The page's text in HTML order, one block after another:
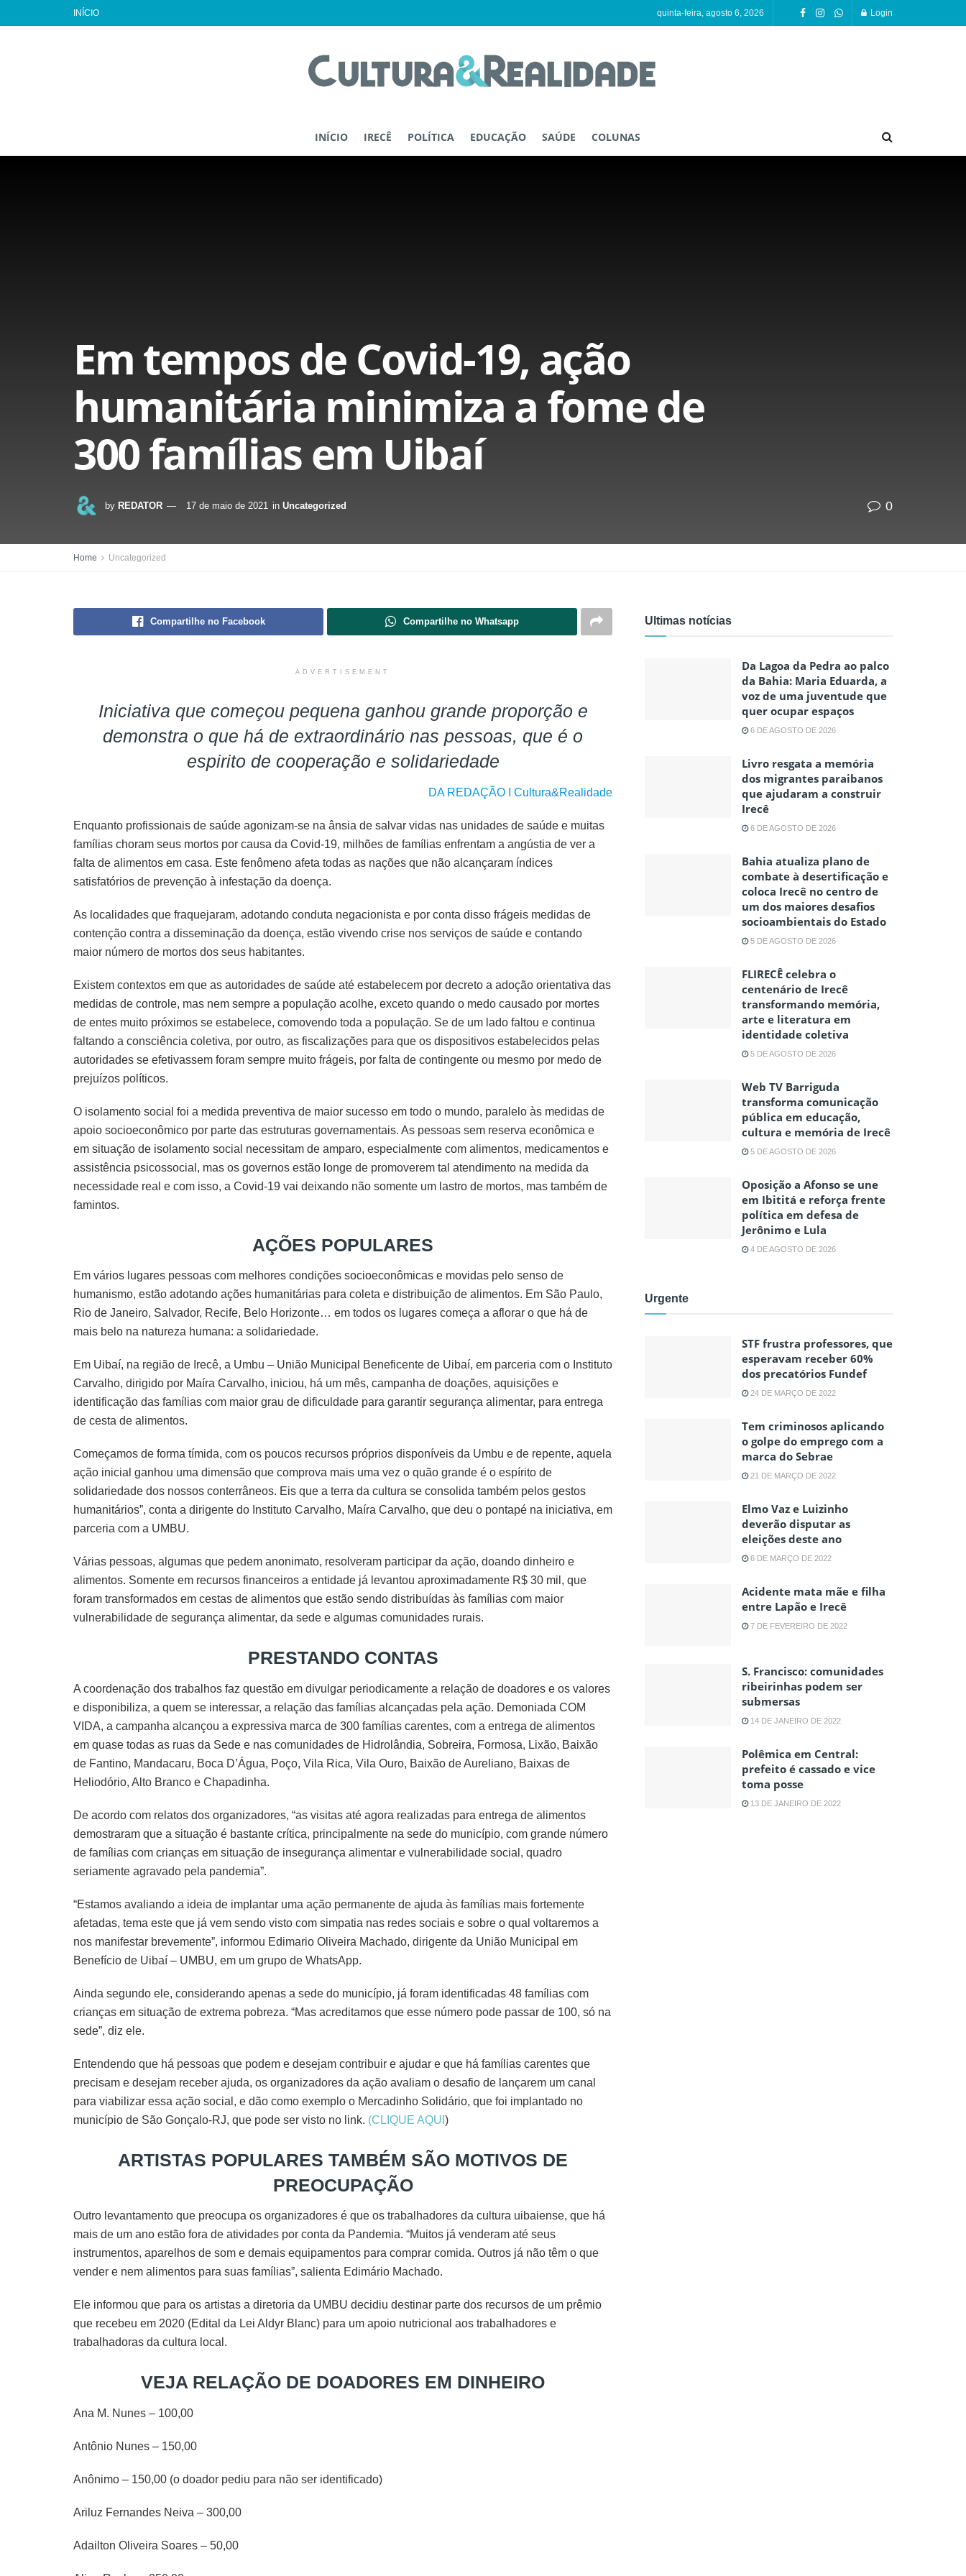
INÍCIO quinta-feira, agosto 6, 2026 Login
INÍCIO IRECÊ POLÍTICA EDUCAÇÃO SAÚDE COLUNAS
Em tempos de Covid-19, ação
humanitária minimiza a fome de
300 famílias em Uibaí
by REDATOR 17 de maio de 2021 in Uncategorized 0
Home Uncategorized
Compartilhe no Facebook Compartilhe no Whatsapp
ADVERTISEMENT
Iniciativa que começou pequena ganhou grande proporção e
demonstra o que há de extraordinário nas pessoas, que é o
espirito de cooperação e solidariedade
DA REDAÇÃO I Cultura&Realidade
Enquanto profissionais de saúde agonizam-se na ânsia de salvar vidas nas unidades de saúde e muitas
famílias choram seus mortos por causa da Covid-19, milhões de famílias enfrentam a angústia de ver a
falta de alimentos em casa. Este fenômeno afeta todas as nações que não alcançaram índices
satisfatórios de prevenção à infestação da doença.
As localidades que fraquejaram, adotando conduta negacionista e por conta disso frágeis medidas de
contenção contra a disseminação da doença, estão vivendo crise nos serviços de saúde e contando
maior número de mortos dos seus habitantes.
Existem contextos em que as autoridades de saúde até estabelecem por decreto a adoção orientativa das
medidas de controle, mas nem sempre a população acolhe, exceto quando o medo causado por mortes
de entes muito próximos se estabelece, comovendo toda a população. Se de um lado faltou e continua
faltando a consciência coletiva, por outro, as fiscalizações para que os dispositivos estabelecidos pelas
autoridades se efetivassem foram sempre muito frágeis, por falta de contingente ou mesmo por medo de
prejuízos políticos.
O isolamento social foi a medida preventiva de maior sucesso em todo o mundo, paralelo às medidas de
apoio socioeconômico por parte das estruturas governamentais. As pessoas sem reserva econômica e
em situação de isolamento social necessitam de amparo, especialmente com alimentos, medicamentos e
assistência psicossocial, mas os governos estão longe de promoverem tal atendimento na medida da
necessidade real e com isso, a Covid-19 vai deixando não somente um lastro de mortos, mas também de
famintos.
AÇÕES POPULARES
Em vários lugares pessoas com melhores condições socioeconômicas e movidas pelo senso de
humanismo, estão adotando ações humanitárias para coleta e distribuição de alimentos. Em São Paulo,
Rio de Janeiro, Salvador, Recife, Belo Horizonte… em todos os lugares começa a aflorar o que há de
mais belo na natureza humana: a solidariedade.
Em Uibaí, na região de Irecê, a Umbu – União Municipal Beneficente de Uibaí, em parceria com o Instituto
Carvalho, dirigido por Maíra Carvalho, iniciou, há um mês, campanha de doações, aquisições e
identificação das famílias com maior grau de dificuldade para garantir segurança alimentar, para entrega
de cesta de alimentos.
Começamos de forma tímida, com os poucos recursos próprios disponíveis da Umbu e de repente, aquela
ação inicial ganhou uma dimensão que comprova mais uma vez o quão grande é o espírito de
solidariedade dos nossos conterrâneos. Eis que a terra da cultura se consolida também pelos gestos
humanitários”, conta a dirigente do Instituto Carvalho, Maíra Carvalho, que deu o pontapé na iniciativa, em
parceria com a UMBU.
Várias pessoas, algumas que pedem anonimato, resolveram participar da ação, doando dinheiro e
alimentos. Somente em recursos financeiros a entidade já levantou aproximadamente R$ 30 mil, que
foram transformados em cestas de alimentos que estão sendo distribuídas às famílias com maior
vulnerabilidade de segurança alimentar, da sede e algumas comunidades rurais.
PRESTANDO CONTAS
A coordenação dos trabalhos faz questão em divulgar periodicamente a relação de doadores e os valores
e disponibiliza, a quem se interessar, a relação das famílias alcançadas pela ação. Demoniada COM
VIDA, a campanha alcançou a expressiva marca de 300 famílias carentes, com a entrega de alimentos
em quase todas as ruas da Sede e nas comunidades de Hidrolândia, Sobreira, Formosa, Lixão, Baixão
de Fantino, Mandacaru, Boca D’Água, Poço, Vila Rica, Vila Ouro, Baixão de Aureliano, Baixas de
Heliodório, Alto Branco e Chapadinha.
De acordo com relatos dos organizadores, “as visitas até agora realizadas para entrega de alimentos
demostraram que a situação é bastante crítica, principalmente na sede do município, com grande número
de famílias com crianças em situação de insegurança alimentar e vulnerabilidade social, quadro
seriamente agravado pela pandemia”.
“Estamos avaliando a ideia de implantar uma ação permanente de ajuda às famílias mais fortemente
afetadas, tema este que já vem sendo visto com simpatia nas redes sociais e sobre o qual voltaremos a
nos manifestar brevemente”, informou Edimario Oliveira Machado, dirigente da União Municipal em
Benefício de Uibaí – UMBU, em um grupo de WhatsApp.
Ainda segundo ele, considerando apenas a sede do município, já foram identificadas 48 famílias com
crianças em situação de extrema pobreza. “Mas acreditamos que esse número pode passar de 100, só na
sede”, diz ele.
Entendendo que há pessoas que podem e desejam contribuir e ajudar e que há famílias carentes que
precisam e desejam receber ajuda, os organizadores da ação avaliam o desafio de lançarem um canal
para viabilizar essa ação social, e dão como exemplo o Mercadinho Solidário, que foi implantado no
município de São Gonçalo-RJ, que pode ser visto no link. (CLIQUE AQUI )
ARTISTAS POPULARES TAMBÉM SÃO MOTIVOS DE
PREOCUPAÇÃO
Outro levantamento que preocupa os organizadores é que os trabalhadores da cultura uibaiense, que há
mais de um ano estão fora de atividades por conta da Pandemia. “Muitos já venderam até seus
instrumentos, aparelhos de som e demais equipamentos para comprar comida. Outros já não têm o que
vender e nem alimentos para suas famílias”, salienta Edimário Machado.
Ele informou que para os artistas a diretoria da UMBU decidiu destinar parte dos recursos de um prêmio
que recebeu em 2020 (Edital da Lei Aldyr Blanc) para um apoio nutricional aos trabalhadores e
trabalhadoras da cultura local.
VEJA RELAÇÃO DE DOADORES EM DINHEIRO
Ana M. Nunes – 100,00
Antônio Nunes – 150,00
Anônimo – 150,00 (o doador pediu para não ser identificado)
Ariluz Fernandes Neiva – 300,00
Adailton Oliveira Soares – 50,00
Ultimas notícias
Da Lagoa da Pedra ao palco
da Bahia: Maria Eduarda, a
voz de uma juventude que
quer ocupar espaços
6 DE AGOSTO DE 2026
Livro resgata a memória
dos migrantes paraibanos
que ajudaram a construir
Irecê
6 DE AGOSTO DE 2026
Bahia atualiza plano de
combate à desertificação e
coloca Irecê no centro de
um dos maiores desafios
socioambientais do Estado
5 DE AGOSTO DE 2026
FLIRECÊ celebra o
centenário de Irecê
transformando memória,
arte e literatura em
identidade coletiva
5 DE AGOSTO DE 2026
Web TV Barriguda
transforma comunicação
pública em educação,
cultura e memória de Irecê
5 DE AGOSTO DE 2026
Oposição a Afonso se une
em Ibititá e reforça frente
política em defesa de
Jerônimo e Lula
4 DE AGOSTO DE 2026
Urgente
STF frustra professores, que
esperavam receber 60%
dos precatórios Fundef
24 DE MARÇO DE 2022
Tem criminosos aplicando
o golpe do emprego com a
marca do Sebrae
21 DE MARÇO DE 2022
Elmo Vaz e Luizinho
deverão disputar as
eleições deste ano
6 DE MARÇO DE 2022
Acidente mata mãe e filha
entre Lapão e Irecê
7 DE FEVEREIRO DE 2022
S. Francisco: comunidades
ribeirinhas podem ser
submersas
14 DE JANEIRO DE 2022
Polêmica em Central:
prefeito é cassado e vice
toma posse
13 DE JANEIRO DE 2022